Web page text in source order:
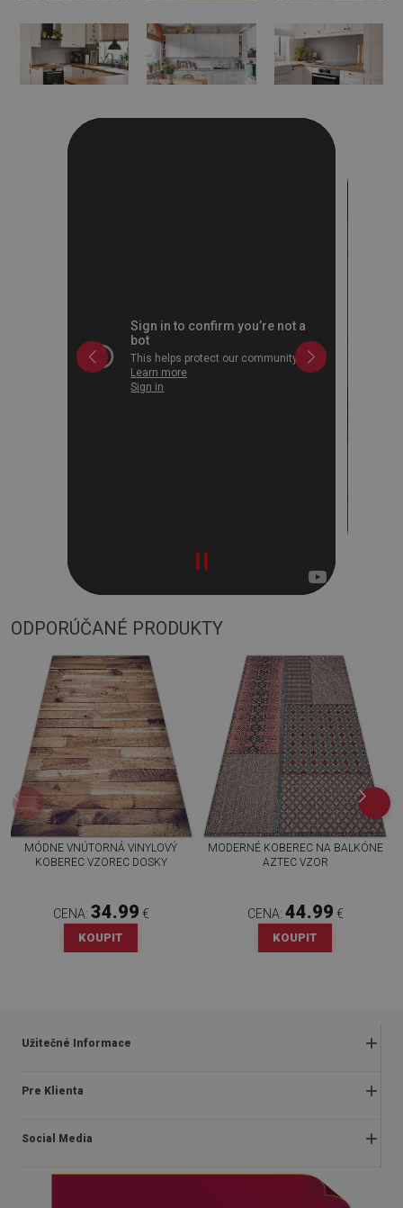
ODPORÚČANÉ PRODUKTY
MÓDNE VNÚTORNÁ VINYLOVÝ
KOBEREC VZOREC DOSKY
CENA: 34.99 €
KOUPIT
MODERNÉ KOBEREC NA BALKÓNE
AZTEC VZOR
CENA: 44.99 €
KOUPIT
Užitečné Informace
Obchodné podmienky
Často kladené otázky
Pre Klienta
O nás
Social Media